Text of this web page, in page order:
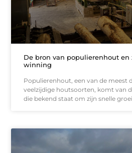
De bron van populierenhout
winning
Populierenhout, een van de meest
veelzijdige houtsoorten, komt van
die bekend staat om zijn snelle